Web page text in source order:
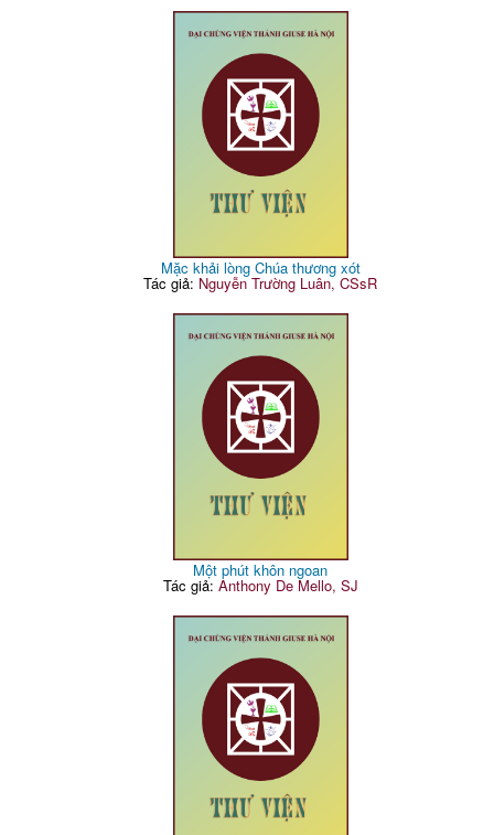
Mặc khải lòng Chúa thương xót
Tác giả: Nguyễn Trường Luân, CSsR
Một phút khôn ngoan
Tác giả: Anthony De Mello, SJ